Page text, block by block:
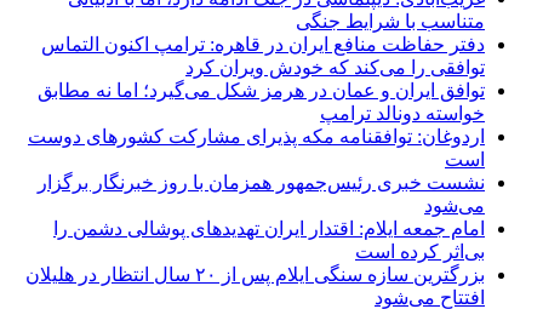
متناسب با شرایط جنگی
دفتر حفاظت منافع ایران در قاهره: ترامپ اکنون التماس
توافقی را می‌کند که خودش ویران کرد
توافق ایران و عمان در هرمز شکل می‌گیرد؛ اما نه مطابق
خواسته دونالد ترامپ
اردوغان: توافقنامه مکه پذیرای مشارکت کشورهای دوست
است
نشست خبری رئیس‌جمهور همزمان با روز خبرنگار برگزار
می‌شود
امام جمعه ایلام: اقتدار ایران تهدیدهای پوشالی دشمن را
بی‌اثر کرده است
بزرگترین سازه سنگی ایلام پس از ۲۰ سال انتظار در هلیلان
افتتاح می‌شود